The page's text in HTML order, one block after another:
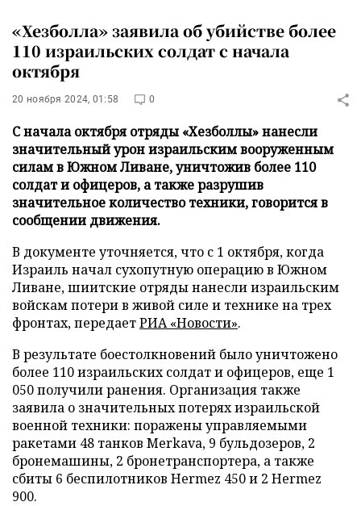
«Хезболла» заявила об убийстве более
110 израильских солдат с начала
октября
20 ноября 2024, 01:58 0
С начала октября отряды «Хезболлы» нанесли
значительный урон израильским вооруженным
силам в Южном Ливане, уничтожив более 110
солдат и офицеров, а также разрушив
значительное количество техники, говорится в
сообщении движения.
В документе уточняется, что с 1 октября, когда
Израиль начал сухопутную операцию в Южном
Ливане, шиитские отряды нанесли израильским
войскам потери в живой силе и технике на трех
фронтах, передаетРИА «Новости».
В результате боестолкновений было уничтожено
более 110 израильских солдат и офицеров, еще 1
050 получили ранения. Организация также
заявила о значительных потерях израильской
военной техники: поражены управляемыми
ракетами 48 танков Merkava, 9 бульдозеров, 2
бронемашины, 2 бронетранспортера, а также
сбиты 6 беспилотников Hermez 450 и 2 Hermez
900.